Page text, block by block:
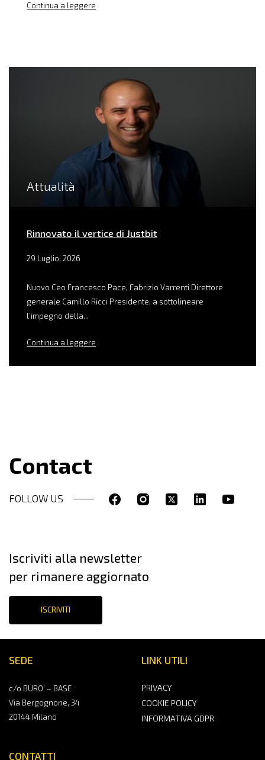
Continua a leggere
Attualità
Rinnovato il vertice di Justbit
29 Luglio, 2026
Nuovo Ceo Francesco Pace, Fabrizio Varrenti Direttore
generale Camillo Ricci Presidente, a sottolineare
l’impegno della...
Continua a leggere
Contact
FOLLOW US
SEDE
c/o BURO’ – BASE
Via Bergognone, 34
20144 Milano
CONTATTI
LINK UTILI
PRIVACY
COOKIE POLICY
INFORMATIVA GDPR
Iscriviti alla newsletter
per rimanere aggiornato
ISCRIVITI